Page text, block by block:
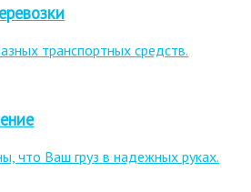
транспортных средств.
что Ваш груз в надежных руках.